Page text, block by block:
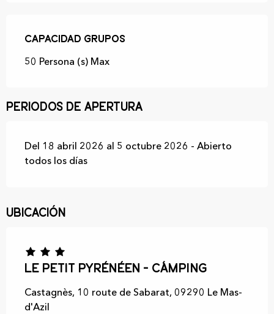
Capacidad grupos
Capacidad grupos
50 Persona (s) Max
Periodos de apertura
Del 18 abril 2026 al 5 octubre 2026 - Abierto
todos los días
Ubicación
Le Petit Pyrénéen - Cámping
Castagnès, 10 route de Sabarat, 09290 Le Mas-
d'Azil